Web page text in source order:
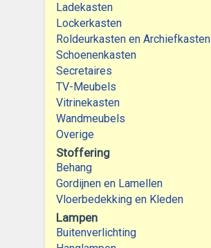
Ladekasten
Lockerkasten
Roldeurkasten en Archiefkasten
Schoenenkasten
Secretaires
TV-Meubels
Vitrinekasten
Wandmeubels
Overige
Stoffering
Behang
Gordijnen en Lamellen
Vloerbedekking en Kleden
Lampen
Buitenverlichting